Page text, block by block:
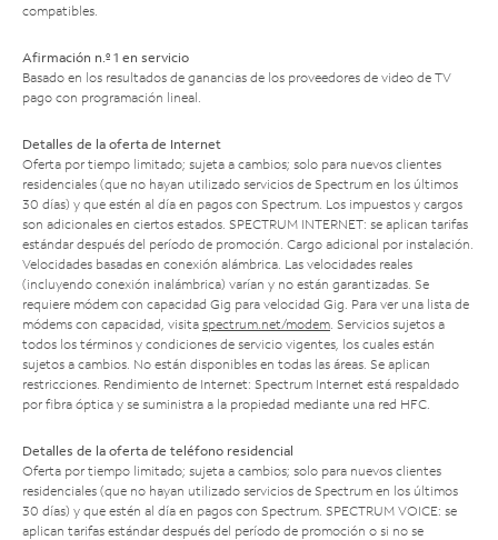
compatibles.
Afirmación n.º 1 en servicio
Basado en los resultados de ganancias de los proveedores de video de TV
pago con programación lineal.
Detalles de la oferta de Internet
Oferta por tiempo limitado; sujeta a cambios; solo para nuevos clientes
residenciales (que no hayan utilizado servicios de Spectrum en los últimos
30 días) y que estén al día en pagos con Spectrum. Los impuestos y cargos
son adicionales en ciertos estados. SPECTRUM INTERNET: se aplican tarifas
estándar después del período de promoción. Cargo adicional por instalación.
Velocidades basadas en conexión alámbrica. Las velocidades reales
(incluyendo conexión inalámbrica) varían y no están garantizadas. Se
requiere módem con capacidad Gig para velocidad Gig. Para ver una lista de
módems con capacidad, visita spectrum.net/modem . Servicios sujetos a
todos los términos y condiciones de servicio vigentes, los cuales están
sujetos a cambios. No están disponibles en todas las áreas. Se aplican
restricciones. Rendimiento de Internet: Spectrum Internet está respaldado
por fibra óptica y se suministra a la propiedad mediante una red HFC.
Detalles de la oferta de teléfono residencial
Oferta por tiempo limitado; sujeta a cambios; solo para nuevos clientes
residenciales (que no hayan utilizado servicios de Spectrum en los últimos
30 días) y que estén al día en pagos con Spectrum. SPECTRUM VOICE: se
aplican tarifas estándar después del período de promoción o si no se